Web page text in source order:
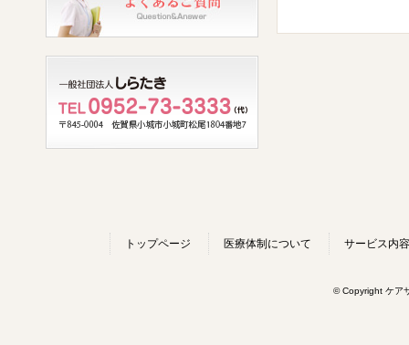
トップページ 医療体制について サービス内容
© Copyright ケア